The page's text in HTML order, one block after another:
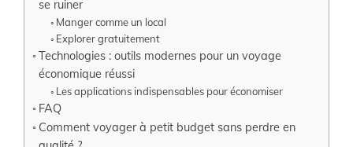
se ruiner
Manger comme un local
Explorer gratuitement
Technologies : outils modernes pour un voyage
économique réussi
Les applications indispensables pour économiser
FAQ
Comment voyager à petit budget sans perdre en